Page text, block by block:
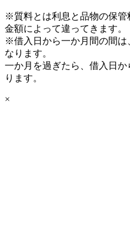
※質料とは利息と品物の保管
金額によって違ってきます。
※借入日から一か月間の間は
なります。
一か月を過ぎたら、借入日
ります。
×